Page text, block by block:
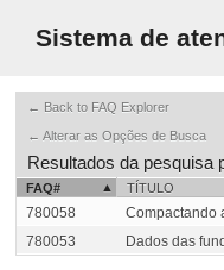
Sistema de
← Back to FAQ Explorer
← Alterar as Opções de Busca
Resultados da pesquisa
FAQ#
TÍTULO
780058 Compactando
780053
Dados das